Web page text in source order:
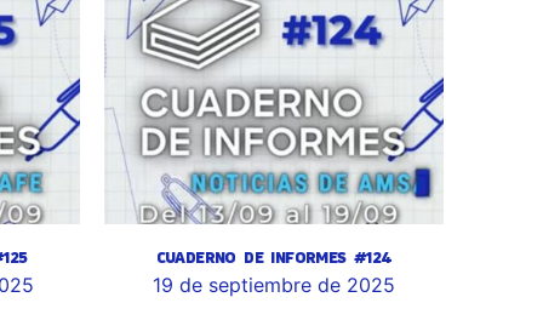
CUADERNO DE INFORMES #124
19 de septiembre de 2025